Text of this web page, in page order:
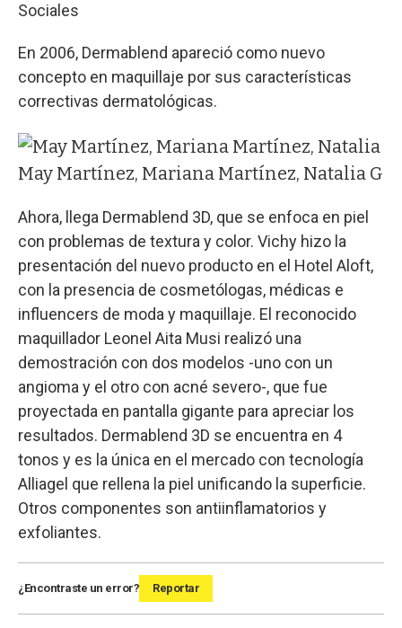
Sociales
En 2006, Dermablend apareció como nuevo
concepto en maquillaje por sus características
correctivas dermatológicas.
May Martínez, Mariana Martínez, Natalia
Ahora, llega Dermablend 3D, que se enfoca en piel
con problemas de textura y color. Vichy hizo la
presentación del nuevo producto en el Hotel Aloft,
con la presencia de cosmetólogas, médicas e
influencers de moda y maquillaje. El reconocido
maquillador Leonel Aita Musi realizó una
demostración con dos modelos -uno con un
angioma y el otro con acné severo-, que fue
proyectada en pantalla gigante para apreciar los
resultados. Dermablend 3D se encuentra en 4
tonos y es la única en el mercado con tecnología
Alliagel que rellena la piel unificando la superficie.
Otros componentes son antiinflamatorios y
exfoliantes.
¿Encontraste un error? Reportar